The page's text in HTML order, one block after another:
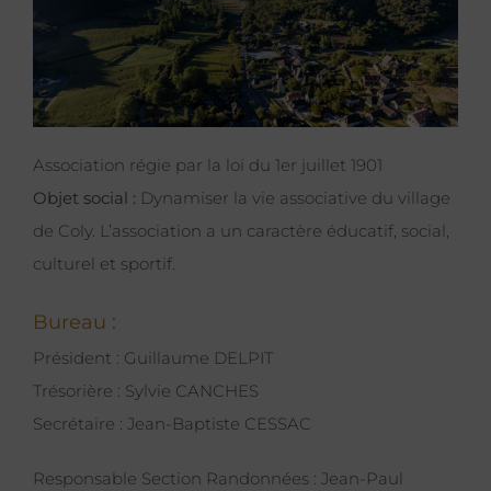
Image
Association régie par la loi du 1er juillet 1901
Objet social : Dynamiser la vie associative du village
de Coly. L’association a un caractère éducatif, social,
culturel et sportif.
Bureau :
Président : Guillaume DELPIT
Trésorière : Sylvie CANCHES
Secrétaire : Jean-Baptiste CESSAC
Responsable Section Randonnées : Jean-Paul